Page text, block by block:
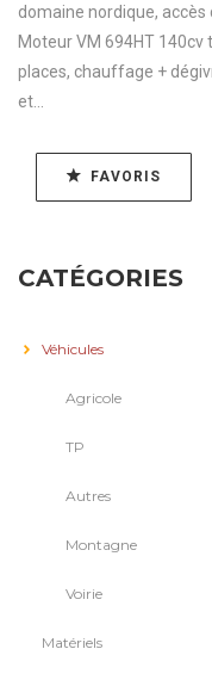
domaine nordique,
Moteur VM 694HT 140cv
places, chauffage +
et...
FAVORIS
CATÉGORIES
Véhicules
Agricole
TP
Autres
Montagne
Voirie
Matériels